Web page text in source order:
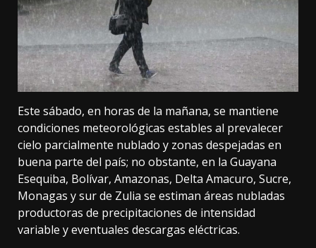
Este sábado, en horas de la mañana, se mantiene
condiciones meteorológicas estables al prevalecer
cielo parcialmente nublado y zonas despejadas en
buena parte del país; no obstante, en la Guayana
Esequiba, Bolívar, Amazonas, Delta Amacuro, Sucre,
Monagas y sur de Zulia se estiman áreas nubladas
productoras de precipitaciones de intensidad
variable y eventuales descargas eléctricas.